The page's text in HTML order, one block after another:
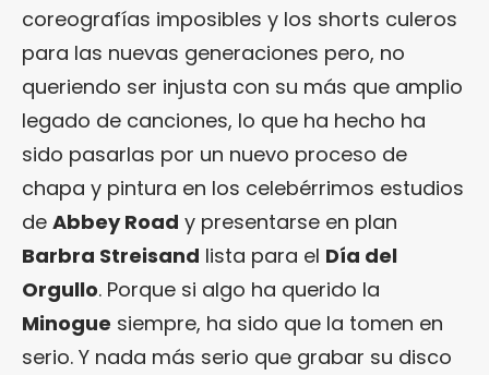
coreografías imposibles y los shorts culeros
para las nuevas generaciones pero, no
queriendo ser injusta con su más que amplio
legado de canciones, lo que ha hecho ha
sido pasarlas por un nuevo proceso de
chapa y pintura en los celebérrimos estudios
de Abbey Road y presentarse en plan
Barbra Streisand lista para el Día del
Orgullo. Porque si algo ha querido la
Minogue siempre, ha sido que la tomen en
serio. Y nada más serio que grabar su disco